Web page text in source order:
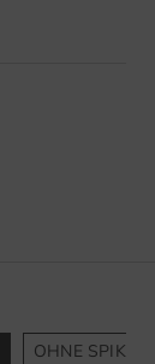
OHNE SPIKES